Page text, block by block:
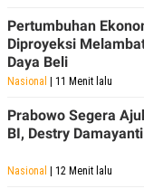
Pertumbuhan
Diproyeksi
Daya Beli
Nasional | 11 Menit lalu
Prabowo Segera
BI, Destry
Nasional | 12 Menit lalu